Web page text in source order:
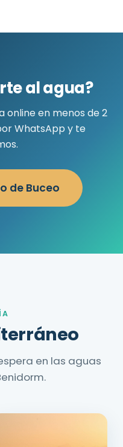
al agua?
online en menos de 2
WhatsApp y te
de Buceo
en las aguas